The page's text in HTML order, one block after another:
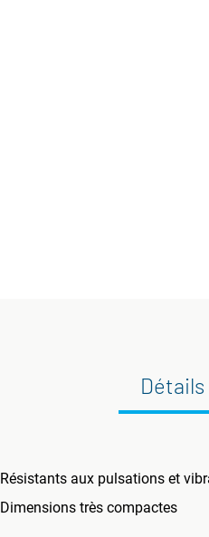
Détails
Résistants aux pulsations et
Dimensions très compactes